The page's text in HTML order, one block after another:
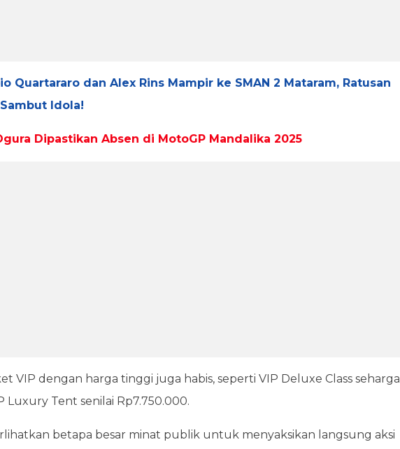
Quartararo dan Alex Rins Mampir ke SMAN 2 Mataram, Ratusan
Idola!
Dipastikan Absen di MotoGP Mandalika 2025
VIP dengan harga tinggi juga habis, seperti VIP Deluxe Class seharga
Luxury Tent senilai Rp7.750.000.
betapa besar minat publik untuk menyaksikan langsung aksi